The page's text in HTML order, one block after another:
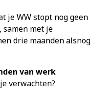
je WW stopt nog geen
samen met je
drie maanden alsnog
van werk
verwachten?